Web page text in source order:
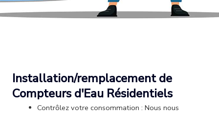
Installation/remplacement de
Compteurs d'Eau Résidentiels
Contrôlez votre consommation : Nous nous